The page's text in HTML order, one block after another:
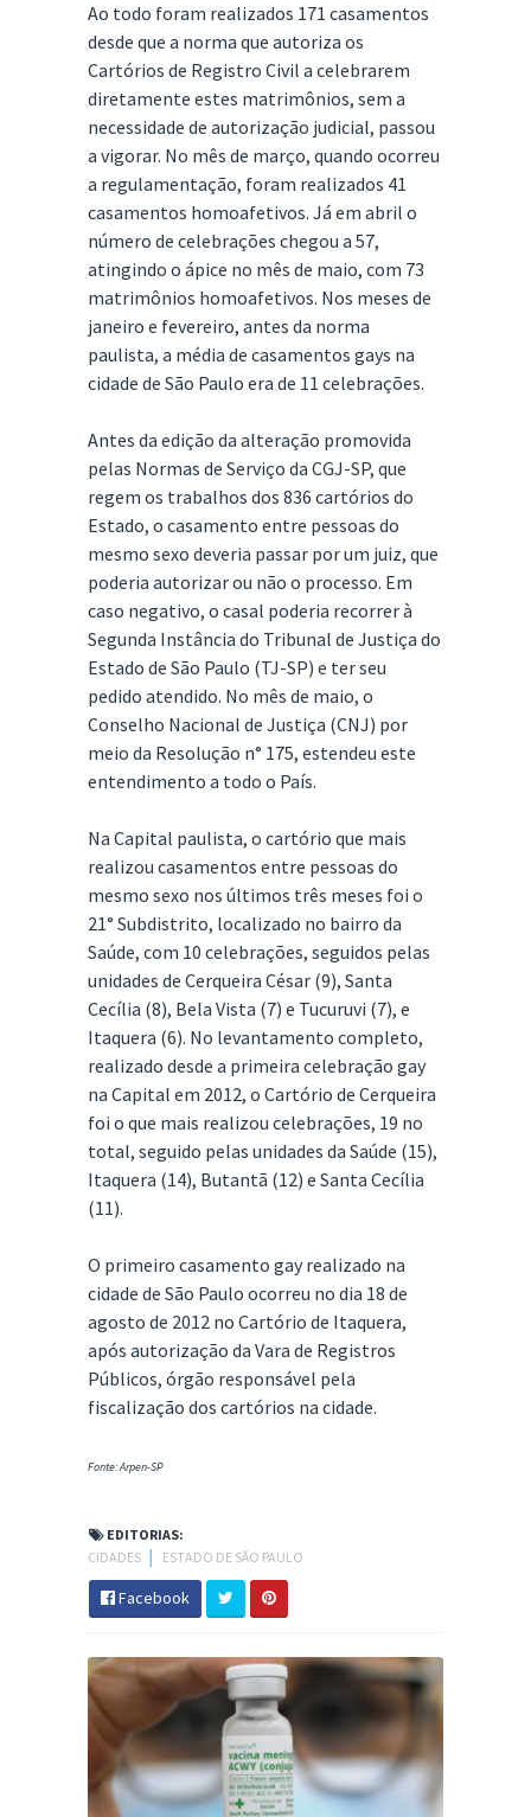
Ao todo foram realizados 171 casamentos
desde que a norma que autoriza os
Cartórios de Registro Civil a celebrarem
diretamente estes matrimônios, sem a
necessidade de autorização judicial, passou
a vigorar. No mês de março, quando ocorreu
a regulamentação, foram realizados 41
casamentos homoafetivos. Já em abril o
número de celebrações chegou a 57,
atingindo o ápice no mês de maio, com 73
matrimônios homoafetivos. Nos meses de
janeiro e fevereiro, antes da norma
paulista, a média de casamentos gays na
cidade de São Paulo era de 11 celebrações.
Antes da edição da alteração promovida
pelas Normas de Serviço da CGJ-SP, que
regem os trabalhos dos 836 cartórios do
Estado, o casamento entre pessoas do
mesmo sexo deveria passar por um juiz, que
poderia autorizar ou não o processo. Em
caso negativo, o casal poderia recorrer à
Segunda Instância do Tribunal de Justiça do
Estado de São Paulo (TJ-SP) e ter seu
pedido atendido. No mês de maio, o
Conselho Nacional de Justiça (CNJ) por
meio da Resolução n° 175, estendeu este
entendimento a todo o País.
Na Capital paulista, o cartório que mais
realizou casamentos entre pessoas do
mesmo sexo nos últimos três meses foi o
21° Subdistrito, localizado no bairro da
Saúde, com 10 celebrações, seguidos pelas
unidades de Cerqueira César (9), Santa
Cecília (8), Bela Vista (7) e Tucuruvi (7), e
Itaquera (6). No levantamento completo,
realizado desde a primeira celebração gay
na Capital em 2012, o Cartório de Cerqueira
foi o que mais realizou celebrações, 19 no
total, seguido pelas unidades da Saúde (15),
Itaquera (14), Butantã (12) e Santa Cecília
(11).
O primeiro casamento gay realizado na
cidade de São Paulo ocorreu no dia 18 de
agosto de 2012 no Cartório de Itaquera,
após autorização da Vara de Registros
Públicos, órgão responsável pela
fiscalização dos cartórios na cidade.
Fonte: Arpen-SP
EDITORIAS:
CIDADES
ESTADO DE SÃO PAULO
Facebook